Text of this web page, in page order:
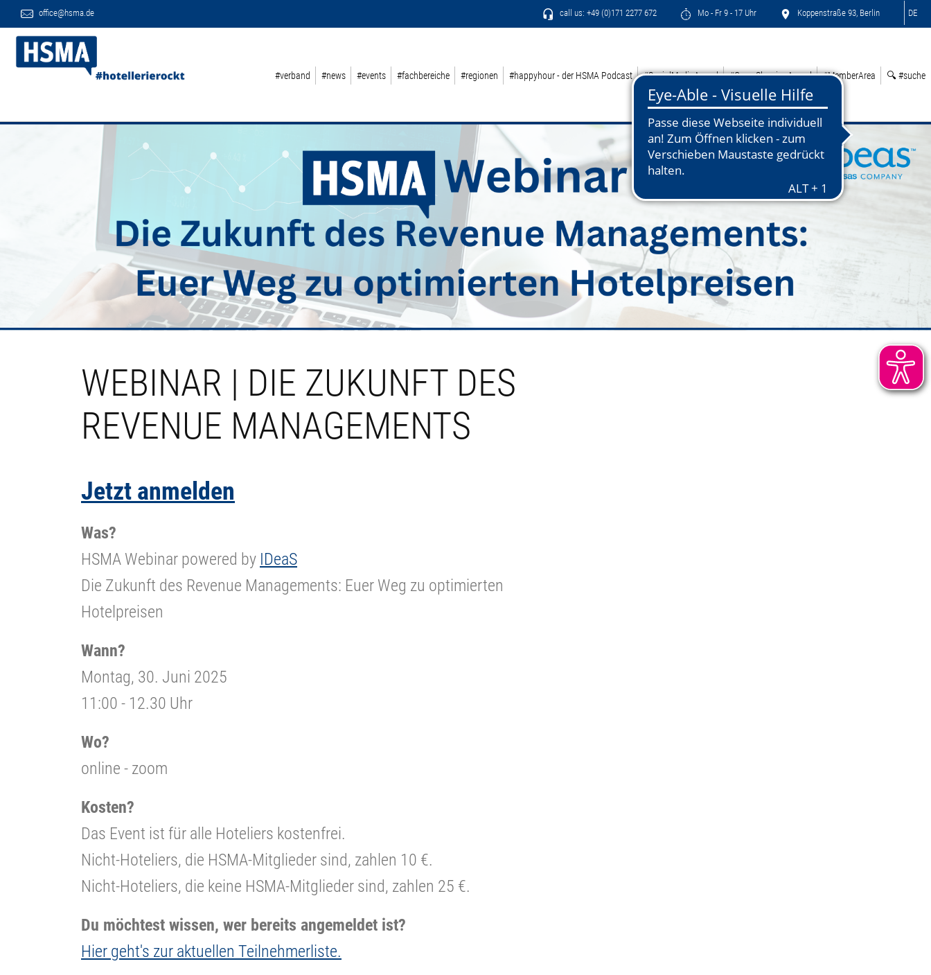
office@hsma.de call us: +49 (0)171 2277 672 Mo - Fr 9 - 17 Uhr Koppenstraße 93, Berlin DE
#verband #news #events #fachbereiche #regionen #happyhour - der HSMA Podcast #SocialMediaAward #GreenSleepingAward #MemberArea 🔍 #suche
WEBINAR | DIE ZUKUNFT DES
REVENUE MANAGEMENTS
Jetzt anmelden
Was?
HSMA Webinar powered by IDeaS
Die Zukunft des Revenue Managements: Euer Weg zu optimierten
Hotelpreisen
Wann?
Montag, 30. Juni 2025
11:00 - 12.30 Uhr
Wo?
online - zoom
Kosten?
Das Event ist für alle Hoteliers kostenfrei.
Nicht-Hoteliers, die HSMA-Mitglieder sind, zahlen 10 €.
Nicht-Hoteliers, die keine HSMA-Mitglieder sind, zahlen 25 €.
Du möchtest wissen, wer bereits angemeldet ist?
Hier geht's zur aktuellen Teilnehmerliste.